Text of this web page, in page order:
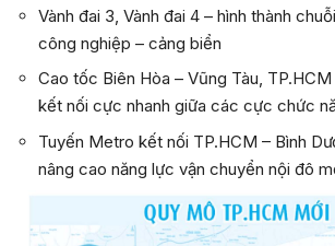
Vành đai 3, Vành đai 4 – hình thành
công nghiệp – cảng biển
Cao tốc Biên Hòa – Vũng Tàu,
kết nối cực nhanh giữa các cực chức
Tuyến Metro kết nối TP.HCM – Bình
nâng cao năng lực vận chuyển nội đô